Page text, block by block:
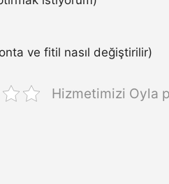
ve fitil nasıl değiştirilir)
Hizmetimizi Oyla